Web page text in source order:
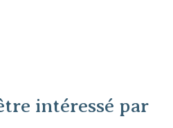
intéressé par